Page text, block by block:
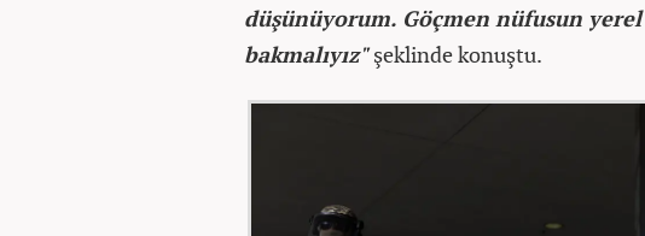
düşünüyorum. Göçmen nüfusun yerel
bakmalıyız"şeklinde konuştu.